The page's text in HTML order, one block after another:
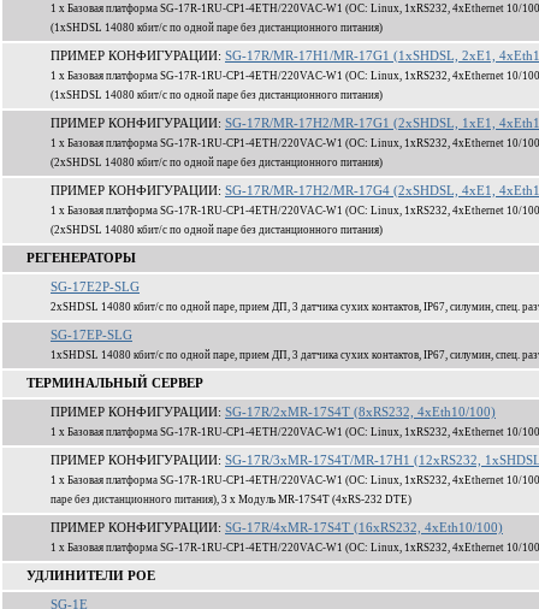
1 x Базовая платформа SG-17R-1RU-CP1-4ETH/220VAC-W1 (ОС: Linux, 1xRS232, 4xEthernet 10/
(1xSHDSL 14080 кбит/c по одной паре без дистанционного питания)
ПРИМЕР КОНФИГУРАЦИИ: SG-17R/MR-17H1/MR-17G1 (1xSHDSL, 2xE1,
1 x Базовая платформа SG-17R-1RU-CP1-4ETH/220VAC-W1 (ОС: Linux, 1xRS232, 4xEthernet 10/
(1xSHDSL 14080 кбит/c по одной паре без дистанционного питания)
ПРИМЕР КОНФИГУРАЦИИ: SG-17R/MR-17H2/MR-17G1 (2xSHDSL, 1xE1,
1 x Базовая платформа SG-17R-1RU-CP1-4ETH/220VAC-W1 (ОС: Linux, 1xRS232, 4xEthernet 10/
(2xSHDSL 14080 кбит/c по одной паре без дистанционного питания)
ПРИМЕР КОНФИГУРАЦИИ: SG-17R/MR-17H2/MR-17G4 (2xSHDSL, 4xE1,
1 x Базовая платформа SG-17R-1RU-CP1-4ETH/220VAC-W1 (ОС: Linux, 1xRS232, 4xEthernet 10/
(2xSHDSL 14080 кбит/c по одной паре без дистанционного питания)
РЕГЕНЕРАТОРЫ
SG-17E2P-SLG
2xSHDSL 14080 кбит/c по одной паре, прием ДП, 3 датчика сухих контактов, IP67, силумин, спец.
SG-17EP-SLG
1xSHDSL 14080 кбит/c по одной паре, прием ДП, 3 датчика сухих контактов, IP67, силумин, спец.
ТЕРМИНАЛЬНЫЙ СЕРВЕР
ПРИМЕР КОНФИГУРАЦИИ: SG-17R/2xMR-17S4T (8xRS232, 4xEth10/100)
1 x Базовая платформа SG-17R-1RU-CP1-4ETH/220VAC-W1 (ОС: Linux, 1xRS232, 4xEthernet 10/
ПРИМЕР КОНФИГУРАЦИИ: SG-17R/3xMR-17S4T/MR-17H1 (12xRS232,
1 x Базовая платформа SG-17R-1RU-CP1-4ETH/220VAC-W1 (ОС: Linux, 1xRS232, 4xEthernet 10/
паре без дистанционного питания), 3 x Модуль MR-17S4T (4xRS-232 DTE)
ПРИМЕР КОНФИГУРАЦИИ: SG-17R/4xMR-17S4T (16xRS232, 4xEth10/100)
1 x Базовая платформа SG-17R-1RU-CP1-4ETH/220VAC-W1 (ОС: Linux, 1xRS232, 4xEthernet 10/
УДЛИНИТЕЛИ POE
SG-1E